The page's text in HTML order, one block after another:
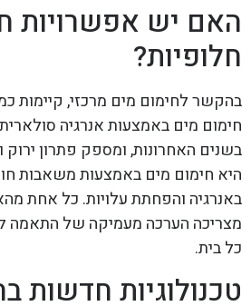
האם יש אפשרויות
חלופיות?
בהקשר לחימום מים מרכזי, קיימות
חימום מים באמצעות אנרגיה
בשנים האחרונות, ומספק פתרון ירוק
היא חימום מים באמצעות משאבות
באנרגיה והפחתת עלויות. כל אחת
מצריכה הערכה מעמיקה של התאמה
כל בית.
טכנולוגיות חדשות